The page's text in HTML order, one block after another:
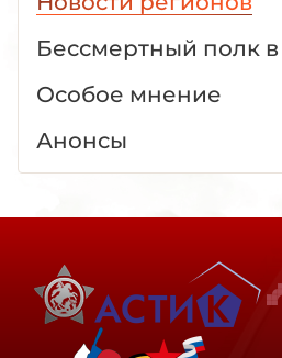
Бессмертный полк
Особое мнение
Анонсы